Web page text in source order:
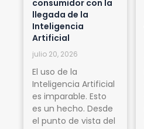
consumidor con la
llegada de la
Inteligencia
Artificial
julio 20, 2026
El uso de la
Inteligencia Artificial
es imparable. Esto
es un hecho. Desde
el punto de vista del